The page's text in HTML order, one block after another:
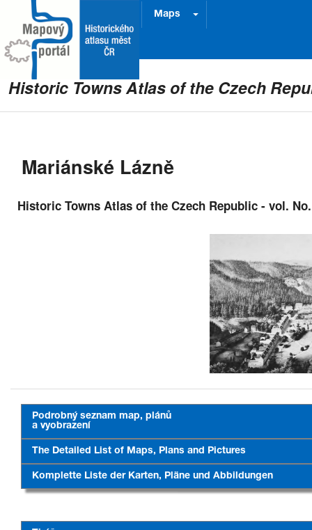
Project Maps
Historic Towns Atlas of the Czech
Mariánské Lázně
Historic Towns Atlas of the Czech Republic - vol. No.
Podrobný seznam map, plánů
a vyobrazení
The Detailed List of Maps, Plans and Pictures
Komplette Liste der Karten, Pläne und Abbildungen